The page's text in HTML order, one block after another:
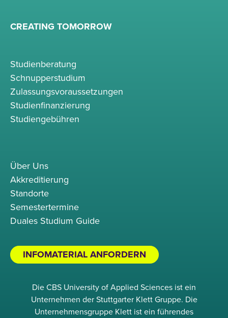
CREATING TOMORROW
Studienberatung
Schnupperstudium
Zulassungsvoraussetzungen
Studienfinanzierung
Studiengebühren
Über Uns
Akkreditierung
Standorte
Semestertermine
Duales Studium Guide
INFOMATERIAL ANFORDERN
Die CBS University of Applied Sciences ist ein
Unternehmen der Stuttgarter Klett Gruppe. Die
Unternehmensgruppe Klett ist ein führendes